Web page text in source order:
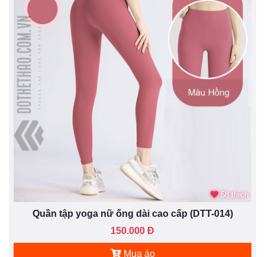
58 thích
Quần tập yoga nữ ống dài cao cấp (DTT-014)
150.000 Đ
Mua áo